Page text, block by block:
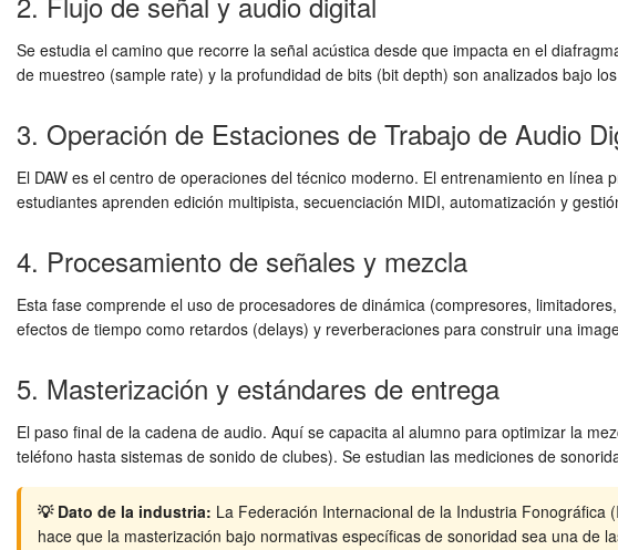
Se estudia el camino que recorre la señal acústica desde que impacta en el
de muestreo (sample rate) y la profundidad de bits (bit depth) son analizados bajo
3. Operación de Estaciones de Trabajo de Audio
El DAW es el centro de operaciones del técnico moderno. El entrenamiento en
estudiantes aprenden edición multipista, secuenciación MIDI, automatización y
4. Procesamiento de señales y mezcla
Esta fase comprende el uso de procesadores de dinámica (compresores,
efectos de tiempo como retardos (delays) y reverberaciones para construir una
5. Masterización y estándares de entrega
El paso final de la cadena de audio. Aquí se capacita al alumno para optimizar la
teléfono hasta sistemas de sonido de clubes). Se estudian las mediciones de
💡 Dato de la industria: La Federación Internacional de la Industria
hace que la masterización bajo normativas específicas de sonoridad sea una de